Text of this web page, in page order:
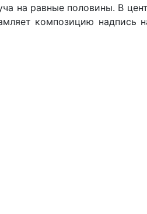
на равные половины. В
композицию надпись